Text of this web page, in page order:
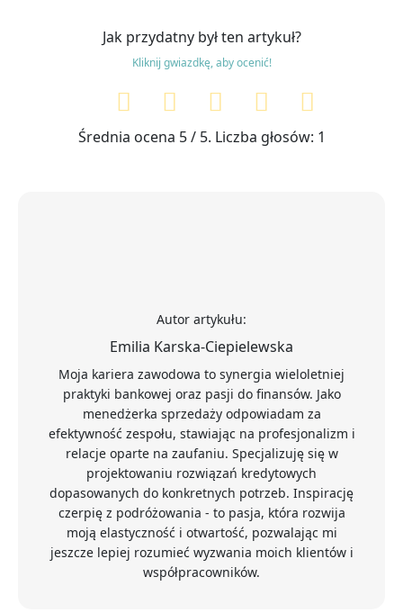
Jak przydatny był ten artykuł?
Kliknij gwiazdkę, aby ocenić!
Średnia ocena 5/ 5. Liczba głosów: 1
Autor artykułu:
Emilia Karska-Ciepielewska
Moja kariera zawodowa to synergia wieloletniej
praktyki bankowej oraz pasji do finansów. Jako
menedżerka sprzedaży odpowiadam za
efektywność zespołu, stawiając na profesjonalizm i
relacje oparte na zaufaniu. Specjalizuję się w
projektowaniu rozwiązań kredytowych
dopasowanych do konkretnych potrzeb. Inspirację
czerpię z podróżowania - to pasja, która rozwija
moją elastyczność i otwartość, pozwalając mi
jeszcze lepiej rozumieć wyzwania moich klientów i
współpracowników.